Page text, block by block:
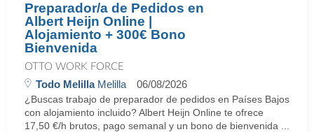
Preparador/a de Pedidos en
Albert Heijn Online |
Alojamiento + 300€ Bono
Bienvenida
OTTO WORK FORCE
Todo MelillaMelilla 06/08/2026
¿Buscas trabajo de preparador de pedidos en Países Bajos
con alojamiento incluido? Albert Heijn Online te ofrece
17,50 €/h brutos, pago semanal y un bono de bienvenida ...